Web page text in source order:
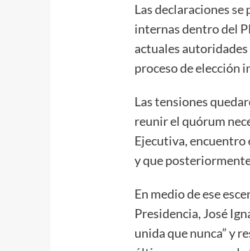
Las declaraciones
internas dentro del
actuales
proceso de elección
Las tensiones
reunir el quórum
Ejecutiva, encuentro
y que
En medio de ese
Presidencia, José
unida que nunca” y